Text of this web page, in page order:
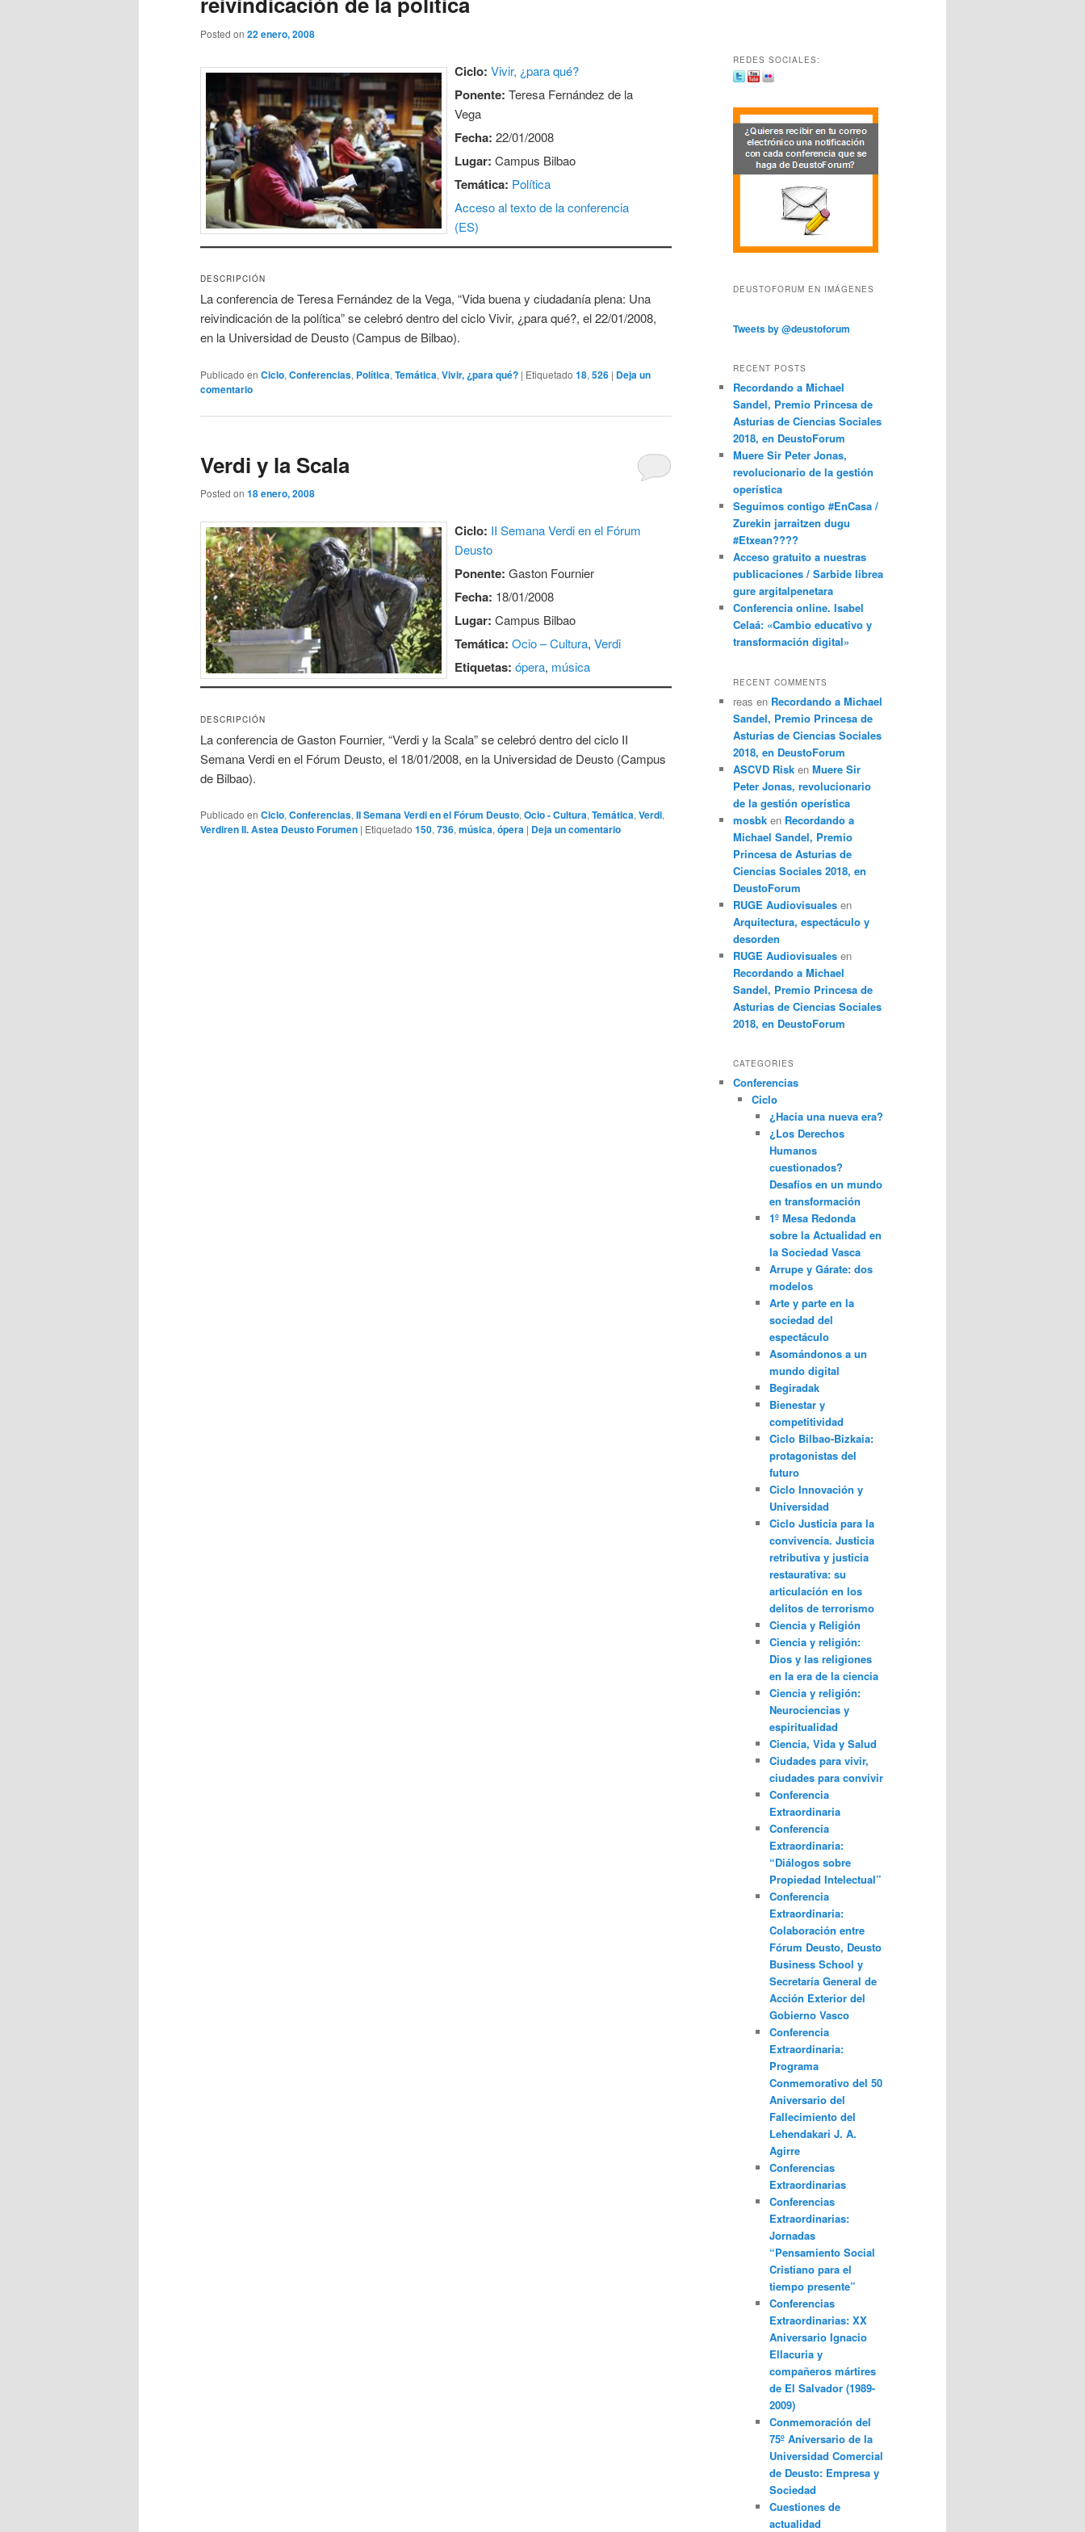
Posted on 22 enero, 2008
Ciclo: Vivir, ¿para qué?
Ponente: Teresa Fernández de la
Vega
Fecha: 22/01/2008
Lugar: Campus Bilbao
Temática: Política
Acceso al texto de la conferencia
(ES)
DESCRIPCIÓN
La conferencia de Teresa Fernández de la Vega, “Vida buena y ciudadanía plena: Una
reivindicación de la política” se celebró dentro del ciclo Vivir, ¿para qué?, el 22/01/2008,
en la Universidad de Deusto (Campus de Bilbao).
Publicado en Ciclo, Conferencias, Política, Temática, Vivir, ¿para qué? | Etiquetado 18, 526 | Deja un
comentario
Verdi y la Scala
Posted on 18 enero, 2008
Ciclo: II Semana Verdi en el Fórum
Deusto
Ponente: Gaston Fournier
Fecha: 18/01/2008
Lugar: Campus Bilbao
Temática: Ocio – Cultura,Verdi
Etiquetas: ópera, música
DESCRIPCIÓN
La conferencia de Gaston Fournier, “Verdi y la Scala” se celebró dentro del ciclo II
Semana Verdi en el Fórum Deusto, el 18/01/2008, en la Universidad de Deusto (Campus
de Bilbao).
Publicado en Ciclo, Conferencias, II Semana Verdi en el Fórum Deusto, Ocio - Cultura, Temática, Verdi,
Verdiren II. Astea Deusto Forumen | Etiquetado 150, 736, música, ópera | Deja un comentario
REDES SOCIALES:
DEUSTOFORUM EN IMÁGENES
Tweets by @deustoforum
RECENT POSTS
Recordando a Michael
Sandel, Premio Princesa de
Asturias de Ciencias Sociales
2018, en DeustoForum
Muere Sir Peter Jonas,
revolucionario de la gestión
operística
Seguimos contigo #EnCasa /
Zurekin jarraitzen dugu
#Etxean????
Acceso gratuito a nuestras
publicaciones / Sarbide librea
gure argitalpenetara
Conferencia online. Isabel
Celaá: «Cambio educativo y
transformación digital»
RECENT COMMENTS
reas en Recordando a Michael
Sandel, Premio Princesa de
Asturias de Ciencias Sociales
2018, en DeustoForum
ASCVD Risk en Muere Sir
Peter Jonas, revolucionario
de la gestión operística
mosbk en Recordando a
Michael Sandel, Premio
Princesa de Asturias de
Ciencias Sociales 2018, en
DeustoForum
RUGE Audiovisuales en
Arquitectura, espectáculo y
desorden
RUGE Audiovisuales en
Recordando a Michael
Sandel, Premio Princesa de
Asturias de Ciencias Sociales
2018, en DeustoForum
CATEGORIES
Conferencias
Ciclo
¿Hacia una nueva era?
¿Los Derechos
Humanos
cuestionados?
Desafíos en un mundo
en transformación
1º Mesa Redonda
sobre la Actualidad en
la Sociedad Vasca
Arrupe y Gárate: dos
modelos
Arte y parte en la
sociedad del
espectáculo
Asomándonos a un
mundo digital
Begiradak
Bienestar y
competitividad
Ciclo Bilbao-Bizkaia:
protagonistas del
futuro
Ciclo Innovación y
Universidad
Ciclo Justicia para la
convivencia. Justicia
retributiva y justicia
restaurativa: su
articulación en los
delitos de terrorismo
Ciencia y Religión
Ciencia y religión:
Dios y las religiones
en la era de la ciencia
Ciencia y religión:
Neurociencias y
espiritualidad
Ciencia, Vida y Salud
Ciudades para vivir,
ciudades para convivir
Conferencia
Extraordinaria
Conferencia
Extraordinaria:
“Diálogos sobre
Propiedad Intelectual”
Conferencia
Extraordinaria:
Colaboración entre
Fórum Deusto, Deusto
Business School y
Secretaría General de
Acción Exterior del
Gobierno Vasco
Conferencia
Extraordinaria:
Programa
Conmemorativo del 50
Aniversario del
Fallecimiento del
Lehendakari J. A.
Agirre
Conferencias
Extraordinarias
Conferencias
Extraordinarias:
Jornadas
“Pensamiento Social
Cristiano para el
tiempo presente”
Conferencias
Extraordinarias: XX
Aniversario Ignacio
Ellacuria y
compañeros mártires
de El Salvador (1989-
2009)
Conmemoración del
75º Aniversario de la
Universidad Comercial
de Deusto: Empresa y
Sociedad
Cuestiones de
actualidad